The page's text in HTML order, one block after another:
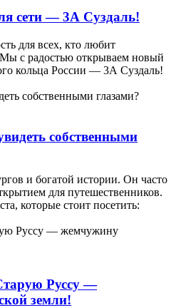
сети — 3А Суздаль!
для всех, кто любит
с радостью открываем новый
кольца России — 3А Суздаль!
собственными
и богатой истории. Он часто
для путешественников.
которые стоит посетить:
Руссу —
земли!